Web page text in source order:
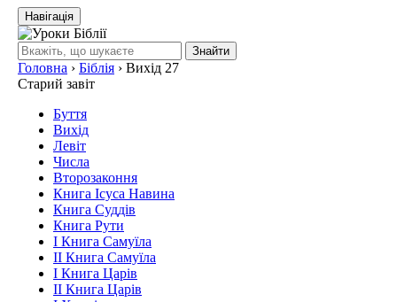
Навігація
Знайти
Головна › Біблія › Вихід 27
Старий завіт
Буття
Вихід
Левіт
Числа
Второзаконня
Книга Ісуса Навина
Книга Суддів
Книга Рути
І Книга Самуїла
ІІ Книга Самуїла
І Книга Царів
ІІ Книга Царів